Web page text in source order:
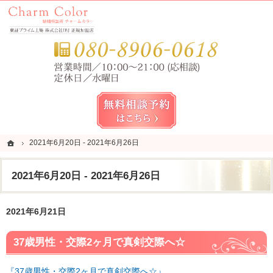
ホーム
2021年6月20日 - 2021年6月26日
2021年6月20日 - 2021年6月26日
錦糸町・亀戸・平井の結婚相談所なら当相談所へ。
錦糸町・亀戸・平井の結婚相談所なら短期成婚を目指すCharm Color (チャームカラー)
2021年6月21日
37歳男性・交際2ヶ月で真剣交際へ☆
ホーム
2021年6月20日 - 2021年6月26日